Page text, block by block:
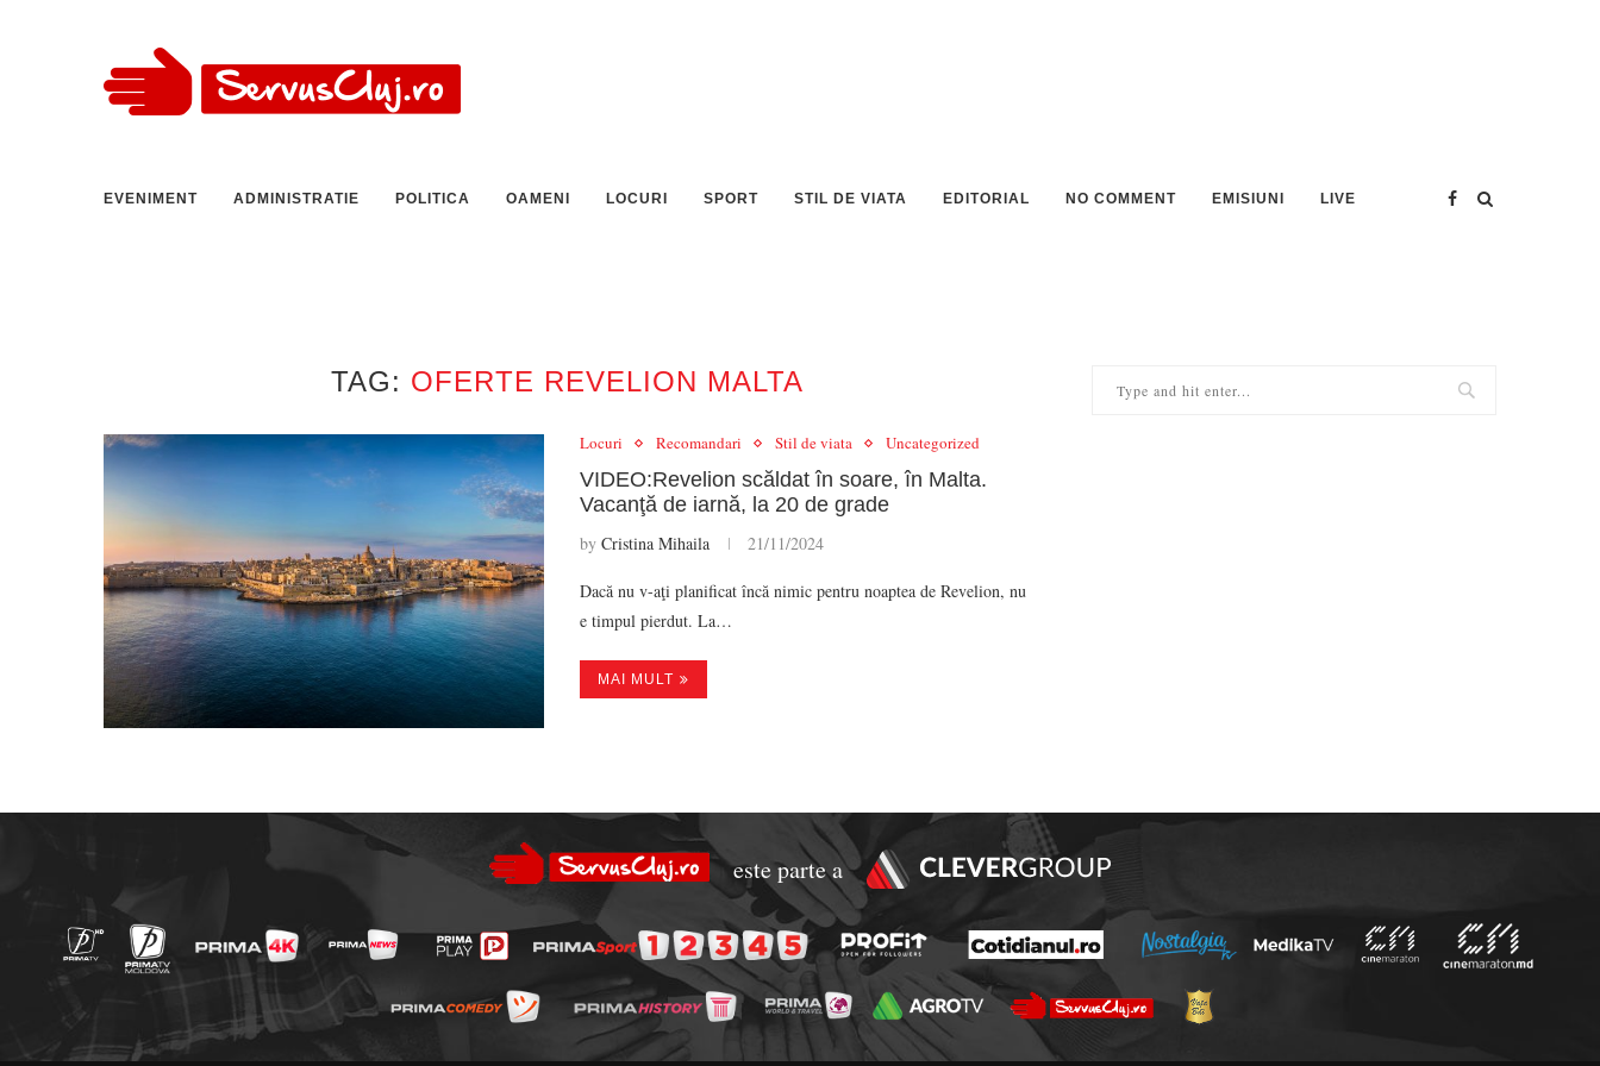
EVENIMENT ADMINISTRATIE POLITICA OAMENI LOCURI SPORT STIL DE VIATA EDITORIAL NO COMMENT EMISIUNI LIVE
TAG: OFERTE REVELION MALTA
Locuri Recomandari Stil de viata Uncategorized
VIDEO:Revelion scăldat în soare, în Malta.
Vacanţă de iarnă, la 20 de grade
by Cristina Mihaila 21/11/2024
Dacă nu v-aţi planificat încă nimic pentru noaptea de Revelion, nu
e timpul pierdut. La…
MAI MULT
este parte a